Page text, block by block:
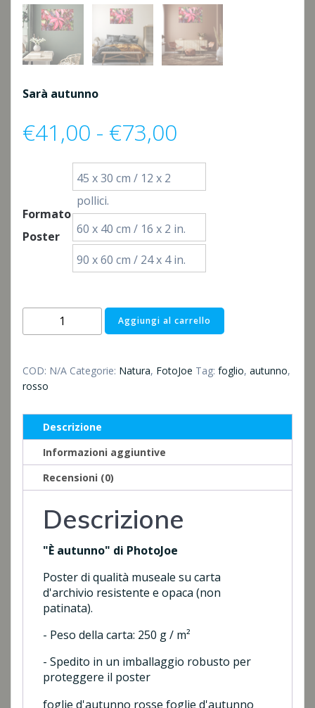
Sarà autunno
€41,00 - €73,00
di
da
€41,00
a
Formato
Poster
45 x 30 cm / 12 x 2
pollici.
60 x 40 cm / 16 x 2 in.
90 x 60 cm / 24 x 4 in.
wird
quantità
Aggiungi al carrello
COD: N/A Categorie: Natura, FotoJoe Tag: foglio, autunno,
rosso
Descrizione
Informazioni aggiuntive
Recensioni (0)
Descrizione
"È autunno" di PhotoJoe
Poster di qualità museale su carta
d'archivio resistente e opaca (non
patinata).
- Peso della carta: 250 g / m²
- Spedito in un imballaggio robusto per
proteggere il poster
foglie d'autunno rosse foglie d'autunno